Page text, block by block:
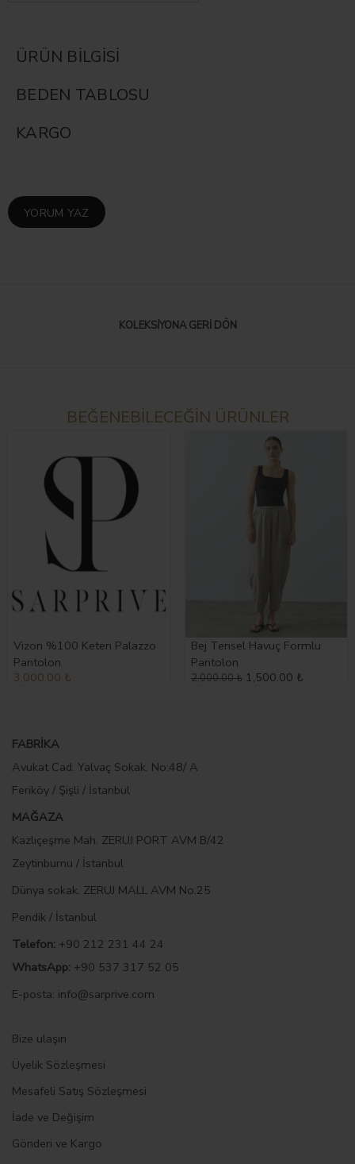
ÜRÜN BILGISI
BEDEN TABLOSU
KARGO
YORUM YAZ
KOLEKSIYONA GERI DÖN
BEĞENEBİLECEĞİN ÜRÜNLER
Vizon %100 Keten Palazzo
Pantolon
3,000.00 ₺
Bej Tensel Havuç Formlu
Pantolon
2,000.00 ₺ 1,500.00 ₺
FABRİKA
Avukat Cad. Yalvaç Sokak. No:48/ A
Feriköy / Şişli / İstanbul
MAĞAZA
Kazlıçeşme Mah. ZERUJ PORT AVM B/42
Zeytinburnu / İstanbul
Dünya sokak. ZERUJ MALL AVM No:25
Pendik / İstanbul
Telefon: +90 212 231 44 24
WhatsApp: +90 537 317 52 05
E-posta: info@sarprive.com
Bize ulaşın
Üyelik Sözleşmesi
Mesafeli Satış Sözleşmesi
İade ve Değişim
Gönderi ve Kargo